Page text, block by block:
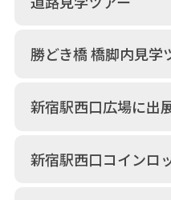
勝どき橋 橋脚内見学
新宿駅西口広場に出
新宿駅西口コインロ